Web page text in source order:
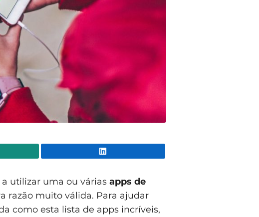
utilizar uma ou várias apps de
razão muito válida. Para ajudar
como esta lista de apps incríveis,